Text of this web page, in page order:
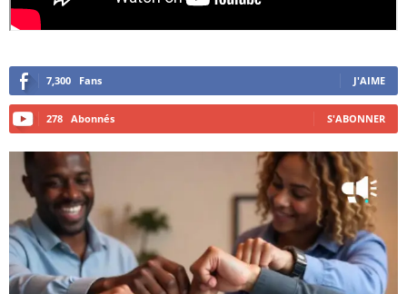
7,300 Fans J'AIME
278 Abonnés S'ABONNER